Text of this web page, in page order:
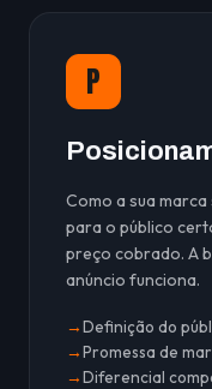
P
Como a sua
para o público
preço cobrado. A
anúncio funciona.
Definição do
Promessa de
Diferencial